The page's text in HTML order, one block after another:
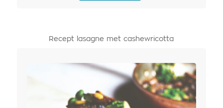
Recept lasagne met cashewricotta